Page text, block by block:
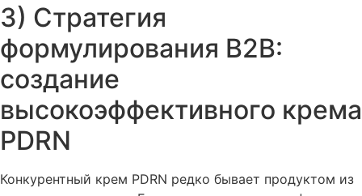
3) Стратегия
формулирования B2B:
создание
высокоэффективного крема
PDRN
Конкурентный крем PDRN редко бывает продуктом из